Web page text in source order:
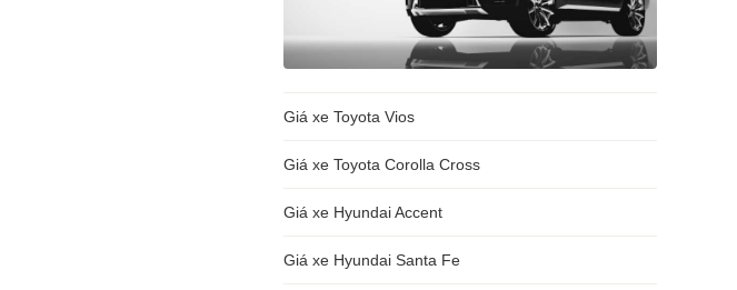
Giá xe Toyota Vios
Giá xe Toyota Corolla Cross
Giá xe Hyundai Accent
Giá xe Hyundai Santa Fe